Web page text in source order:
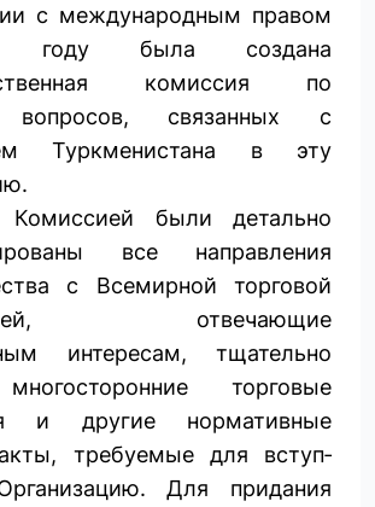
с международным правом
была создана
комиссия по
вопросов, связанных с
Туркменистана в эту
Комиссией были детально
все направления
с Всемирной торговой
отвечающие
интересам, тщательно
торговые
и другие нормативные
требуемые для вступ­
Для придания